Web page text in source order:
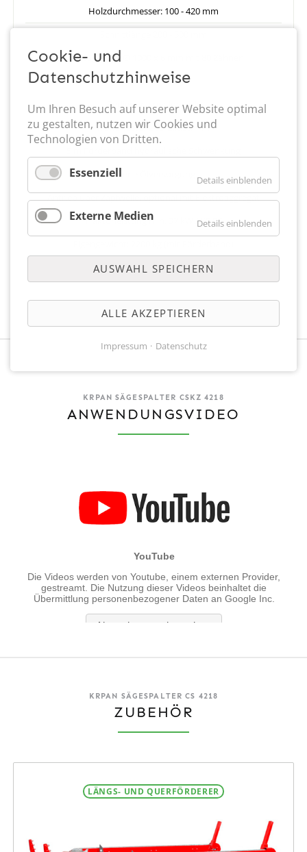
Holzdurchmesser: 100 - 420 mm
Kreissägeblatt ∅ 1000 x 6 mm mit 80 Zähnen
Spaltkraft 18 t
Bedienung per Joystick
wetterfester LCD Bildschirm
Eigene Ölversorgung
Antrieb über Zapfwelle, optional mit Elektroaggregat
Traktorleistung min. 37 kW / 50 PS
KRPAN SÄGESPALTER CSKZ 4218
ANWENDUNGSVIDEO
KRPAN SÄGESPALTER CS 4218
ZUBEHÖR
LÄNGS- UND QUERFÖRDERER
Cookie- und
Datenschutzhinweise
Um Ihren Besuch auf unserer Website optimal
zu gestalten, nutzen wir Cookies und
Technologien von Dritten.
Essenziell Details einblenden
Externe Medien Details einblenden
AUSWAHL SPEICHERN
ALLE AKZEPTIEREN
Impressum Datenschutz